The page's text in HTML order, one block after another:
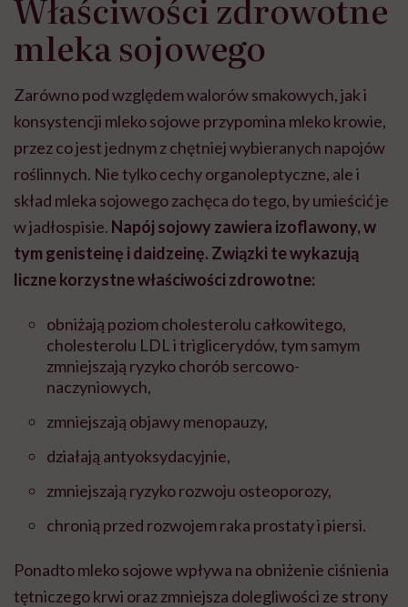
mleka sojowego
Zarówno pod względem walorów smakowych, jak i
konsystencji mleko sojowe przypomina mleko krowie,
przez co jest jednym z chętniej wybieranych napojów
roślinnych. Nie tylko cechy organoleptyczne, ale i
skład mleka sojowego zachęca do tego, by umieścić je
w jadłospisie. Napój sojowy zawiera izoflawony, w
tym genisteinę i daidzeinę. Związki te wykazują
liczne korzystne właściwości zdrowotne:
obniżają poziom cholesterolu całkowitego,
cholesterolu LDL i triglicerydów, tym samym
zmniejszają ryzyko chorób sercowo-
naczyniowych,
zmniejszają objawy menopauzy,
działają antyoksydacyjnie,
zmniejszają ryzyko rozwoju osteoporozy,
chronią przed rozwojem raka prostaty i piersi.
Ponadto mleko sojowe wpływa na obniżenie ciśnienia
tętniczego krwi oraz zmniejsza dolegliwości ze strony